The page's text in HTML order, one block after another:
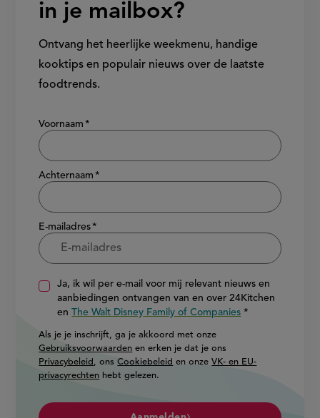
in je mailbox?
Ontvang het heerlijke weekmenu, handige
kooktips en populair nieuws over de laatste
foodtrends.
Show/hide
Voornaam
Achternaam
E-mailadres
Ja, ik wil per e-mail voor mij relevant nieuws en
aanbiedingen ontvangen van en over 24Kitchen
enThe Walt Disney Family of Companies
Als je je inschrijft, ga je akkoord met onze
Gebruiksvoorwaarden en erken je dat je ons
Privacybeleid , onsCookiebeleid en onzeVK- en EU-
privacyrechten hebt gelezen.